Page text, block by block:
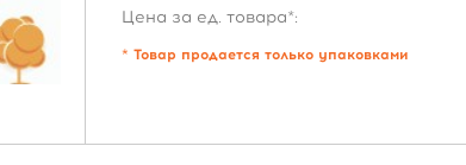
Цена за ед. товара*:
* Товар продается только упаковками